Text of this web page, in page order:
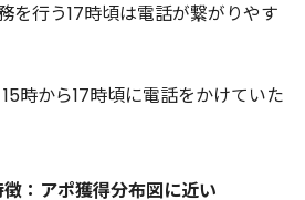
を行う17時頃は電話が繋がりやす
時から17時頃に電話をかけていた
：アポ獲得分布図に近い